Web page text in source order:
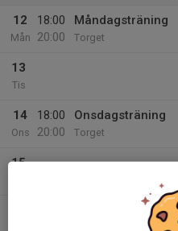
12
Mån
18:00
20:00
Måndagsträning
Torget
13
Tis
14
Ons
18:00
20:00
Onsdagsträning
Torget
15